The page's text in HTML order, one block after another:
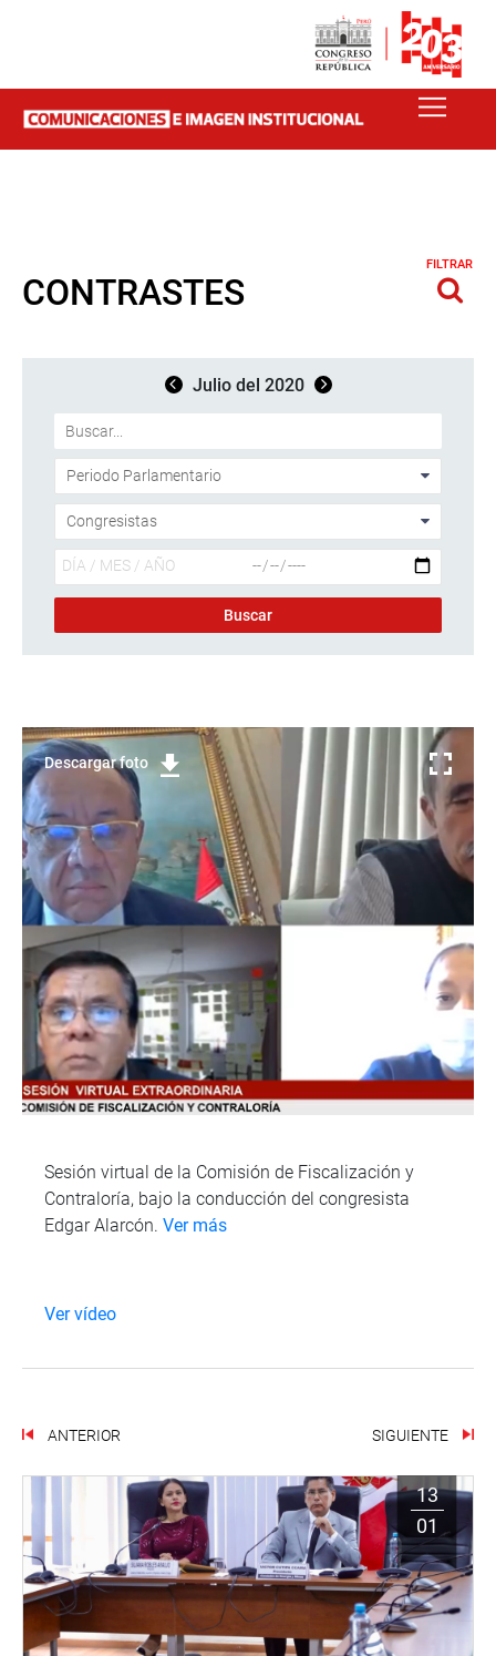
CONTRASTES
FILTRAR
Julio del 2020
Descargar foto
Sesión virtual de la Comisión de Fiscalización y
Contraloría, bajo la conducción del congresista
Edgar Alarcón. Ver más
Ver vídeo
ANTERIOR SIGUIENTE
13
01